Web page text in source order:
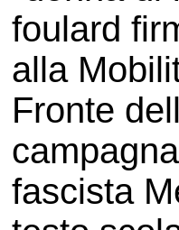
foulard
alla
Fronte
fascista